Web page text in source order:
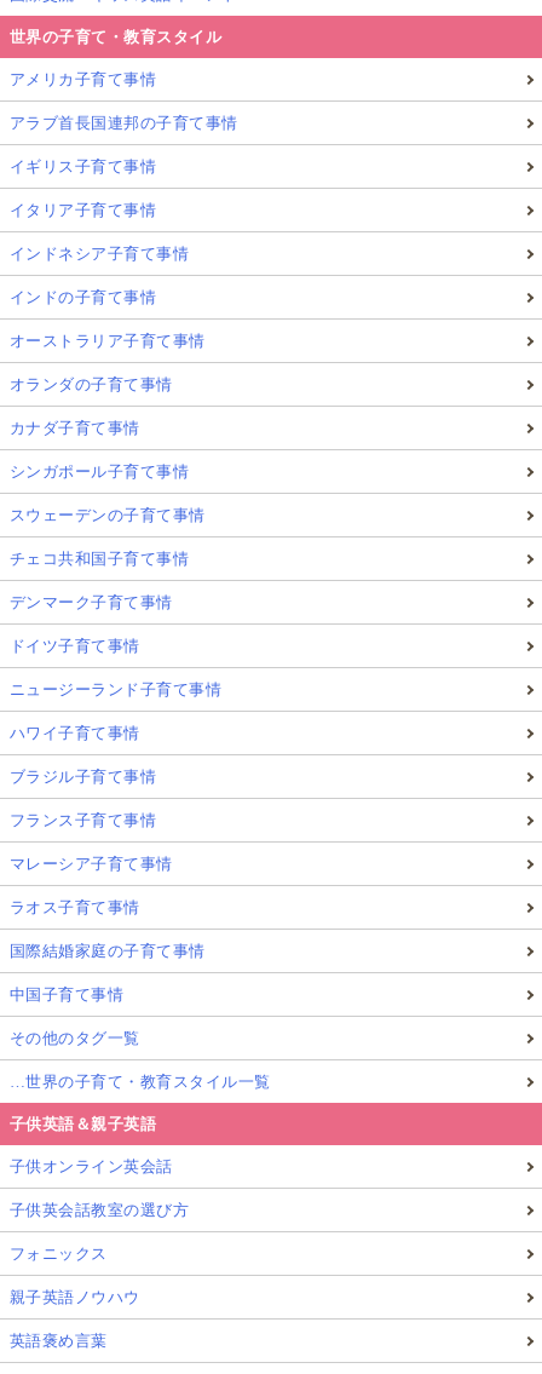
世界の子育て・教育スタイル
アメリカ子育て事情
アラブ首長国連邦の子育て事情
イギリス子育て事情
イタリア子育て事情
インドネシア子育て事情
インドの子育て事情
オーストラリア子育て事情
オランダの子育て事情
カナダ子育て事情
シンガポール子育て事情
スウェーデンの子育て事情
チェコ共和国子育て事情
デンマーク子育て事情
ドイツ子育て事情
ニュージーランド子育て事情
ハワイ子育て事情
ブラジル子育て事情
フランス子育て事情
マレーシア子育て事情
ラオス子育て事情
国際結婚家庭の子育て事情
中国子育て事情
その他のタグ一覧
…世界の子育て・教育スタイル一覧
子供英語＆親子英語
子供オンライン英会話
子供英会話教室の選び方
フォニックス
親子英語ノウハウ
英語褒め言葉